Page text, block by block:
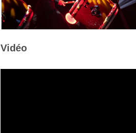
Vidéo